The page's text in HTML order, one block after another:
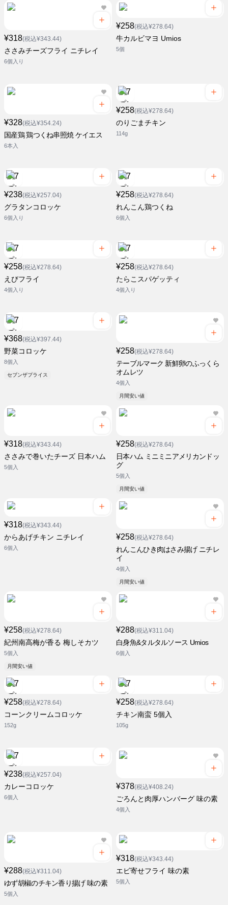
¥318(税込¥343.44)
ささみチーズフライ ニチレイ
6個入り
¥258(税込¥278.64)
牛カルビマヨ Umios
5個
¥328(税込¥354.24)
国産鶏 鶏つくね串照焼 ケイエス
6本入
¥258(税込¥278.64)
のりごまチキン
114g
¥238(税込¥257.04)
グラタンコロッケ
6個入り
¥258(税込¥278.64)
れんこん鶏つくね
6個入
¥258(税込¥278.64)
えびフライ
4個入り
¥258(税込¥278.64)
たらこスパゲッティ
4個入り
¥368(税込¥397.44)
野菜コロッケ
8個入
セブンザプライス
¥258(税込¥278.64)
テーブルマーク 新鮮卵のふっくら
オムレツ
4個入
月間安い値
¥318(税込¥343.44)
ささみで巻いたチーズ 日本ハム
5個入
¥258(税込¥278.64)
日本ハム ミニミニアメリカンドッ
グ
5個入
月間安い値
¥318(税込¥343.44)
からあげチキン ニチレイ
6個入
¥258(税込¥278.64)
れんこんひき肉はさみ揚げ ニチレ
イ
4個入
月間安い値
¥258(税込¥278.64)
紀州南高梅が香る 梅しそカツ
5個入
月間安い値
¥288(税込¥311.04)
白身魚&タルタルソース Umios
6個入
¥258(税込¥278.64)
コーンクリームコロッケ
152g
¥258(税込¥278.64)
チキン南蛮 5個入
105g
¥238(税込¥257.04)
カレーコロッケ
6個入
¥378(税込¥408.24)
ごろんと肉厚ハンバーグ 味の素
4個入
¥288(税込¥311.04)
ゆず胡椒のチキン香り揚げ 味の素
5個入
¥318(税込¥343.44)
エビ寄せフライ 味の素
5個入